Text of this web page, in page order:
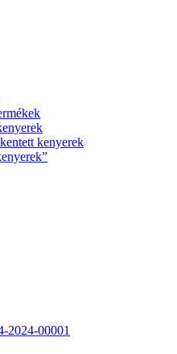
kenyerek
2024-00001